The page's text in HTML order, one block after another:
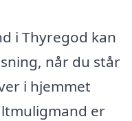
i Thyregod kan
når du står
i hjemmet
er